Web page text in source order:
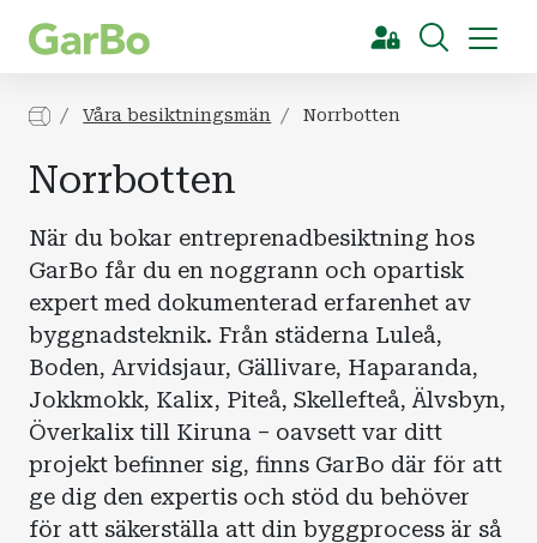
[Sök]
Våra besiktningsmän Norrbotten
Norrbotten
När du bokar entreprenadbesiktning hos
GarBo får du en noggrann och opartisk
expert med dokumenterad erfarenhet av
byggnadsteknik. Från städerna Luleå,
Boden, Arvidsjaur, Gällivare, Haparanda,
Jokkmokk, Kalix, Piteå, Skellefteå, Älvsbyn,
Överkalix till Kiruna – oavsett var ditt
projekt befinner sig, finns GarBo där för att
ge dig den expertis och stöd du behöver
för att säkerställa att din byggprocess är så